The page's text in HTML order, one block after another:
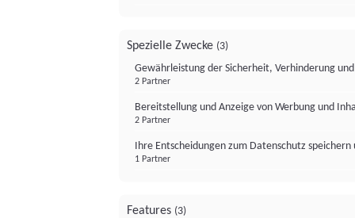
Spezielle Zwecke (3)
Gewährleistung der Sicherheit, Verhinderung
2 Partner
Bereitstellung und Anzeige von Werbung und
2 Partner
Ihre Entscheidungen zum Datenschutz
1 Partner
Features (3)